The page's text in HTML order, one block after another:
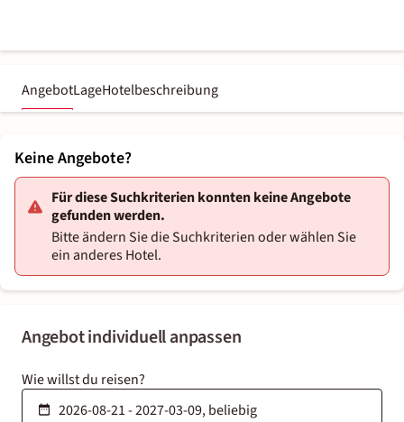
AngebotLageHotelbeschreibung
Angebot individuell anpassen
Wie willst du reisen?
Keine Angebote?
Für diese Suchkriterien konnten keine Angebote
gefunden werden.
Bitte ändern Sie die Suchkriterien oder wählen Sie
ein anderes Hotel.